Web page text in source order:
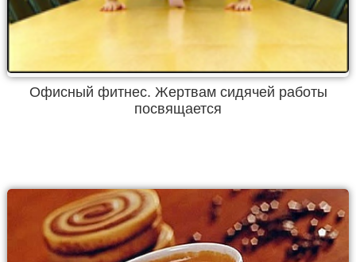
Офисный фитнес. Жертвам сидячей работы
посвящается